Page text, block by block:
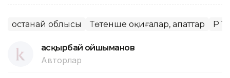
Қостанай облысы Төтенше оқиғалар, апаттар ҚР
Қасқырбай Қойшыманов
Авторлар